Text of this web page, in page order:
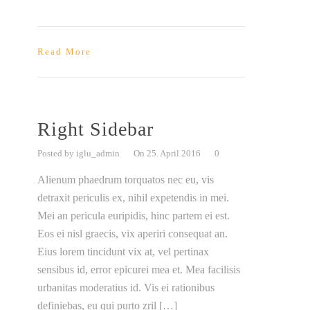
Read More
Right Sidebar
Posted by iglu_admin On 25. April 2016 0
Alienum phaedrum torquatos nec eu, vis
detraxit periculis ex, nihil expetendis in mei.
Mei an pericula euripidis, hinc partem ei est.
Eos ei nisl graecis, vix aperiri consequat an.
Eius lorem tincidunt vix at, vel pertinax
sensibus id, error epicurei mea et. Mea facilisis
urbanitas moderatius id. Vis ei rationibus
definiebas, eu qui purto zril […]